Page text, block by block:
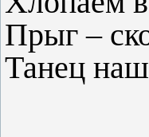
Прыг –
Танец